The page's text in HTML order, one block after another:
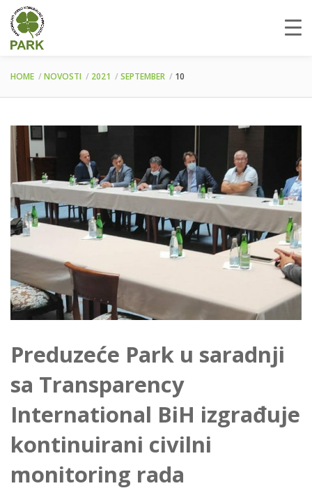
HOME NOVOSTI 2021 SEPTEMBER 10
Preduzeće Park u saradnji
sa Transparency
International BiH izgrađuje
kontinuirani civilni
monitoring rada